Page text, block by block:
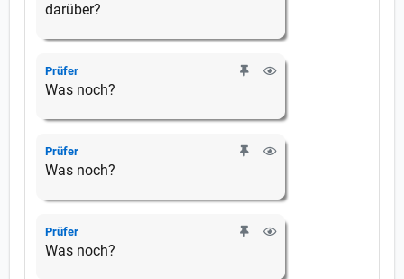
darüber?
Prüfer
Was noch?
Prüfer
Was noch?
Prüfer
Was noch?